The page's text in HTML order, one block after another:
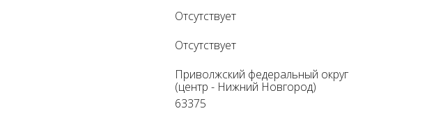
Отсутствует
Отсутствует
Приволжский федеральный округ
(центр - Нижний Новгород)
63375